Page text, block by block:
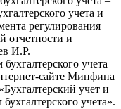
учета и
регулирования
отчетности и
И.Р.
учета
сайте Минфина
учет и
учета».